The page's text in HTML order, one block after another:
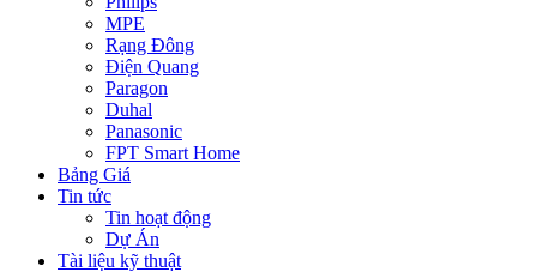
MPE
Rạng Đông
Điện Quang
Paragon
Duhal
Panasonic
FPT Smart Home
Bảng Giá
Tin tức
Tin hoạt động
Dự Án
Tài liệu kỹ thuật